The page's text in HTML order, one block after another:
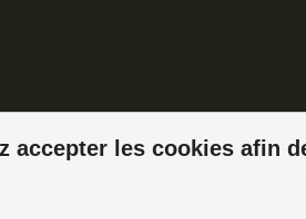
accepter les cookies afin